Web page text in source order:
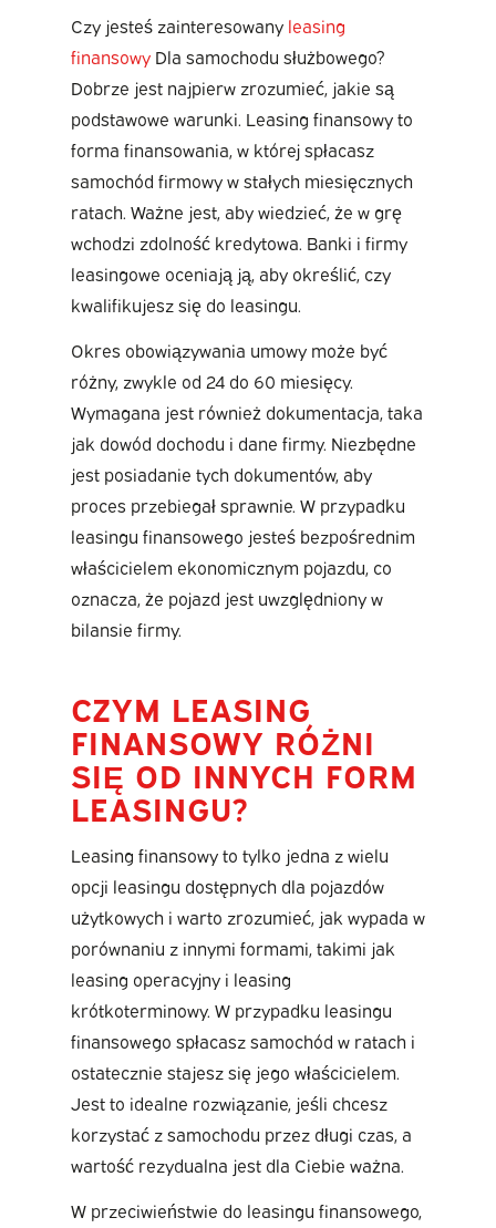
Czy jesteś zainteresowany leasing
finansowyDla samochodu służbowego?
Dobrze jest najpierw zrozumieć, jakie są
podstawowe warunki. Leasing finansowy to
forma finansowania, w której spłacasz
samochód firmowy w stałych miesięcznych
ratach. Ważne jest, aby wiedzieć, że w grę
wchodzi zdolność kredytowa. Banki i firmy
leasingowe oceniają ją, aby określić, czy
kwalifikujesz się do leasingu.
Okres obowiązywania umowy może być
różny, zwykle od 24 do 60 miesięcy.
Wymagana jest również dokumentacja, taka
jak dowód dochodu i dane firmy. Niezbędne
jest posiadanie tych dokumentów, aby
proces przebiegał sprawnie. W przypadku
leasingu finansowego jesteś bezpośrednim
właścicielem ekonomicznym pojazdu, co
oznacza, że pojazd jest uwzględniony w
bilansie firmy.
CZYM LEASING
FINANSOWY RÓŻNI
SIĘ OD INNYCH FORM
LEASINGU?
Leasing finansowy to tylko jedna z wielu
opcji leasingu dostępnych dla pojazdów
użytkowych i warto zrozumieć, jak wypada w
porównaniu z innymi formami, takimi jak
leasing operacyjny i leasing
krótkoterminowy. W przypadku leasingu
finansowego spłacasz samochód w ratach i
ostatecznie stajesz się jego właścicielem.
Jest to idealne rozwiązanie, jeśli chcesz
korzystać z samochodu przez długi czas, a
wartość rezydualna jest dla Ciebie ważna.
W przeciwieństwie do leasingu finansowego,